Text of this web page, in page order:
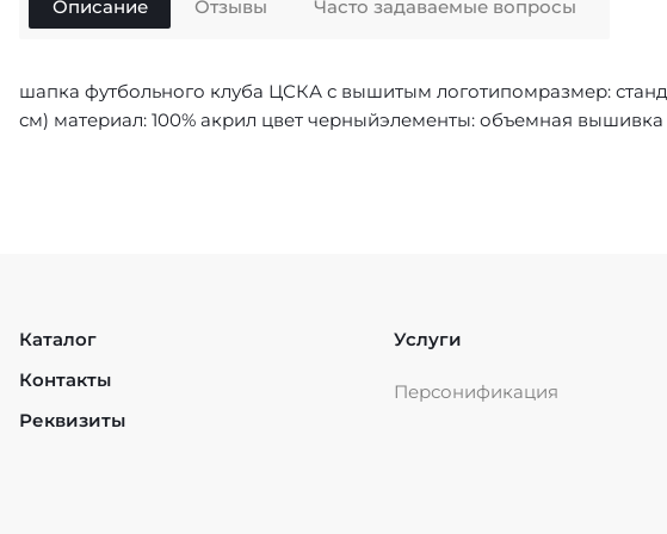
Описание
шапка футбольного клуба ЦСКА с вышитым логотипомразмер:
см) материал: 100% акрил цвет черныйэлементы: объемная
Отзывы Часто задаваемые вопросы
Каталог
Контакты
Реквизиты
Услуги
Персонификация